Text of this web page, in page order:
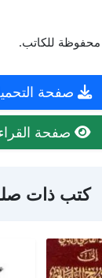
للكاتب.
صفحة
صفحة
كتب ذات